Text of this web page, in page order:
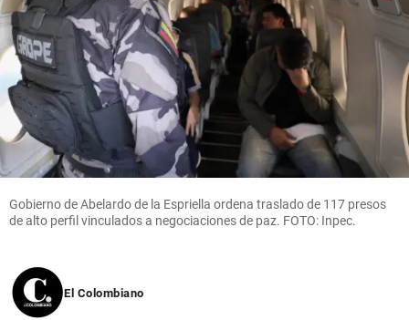
Gobierno de Abelardo de la Espriella ordena traslado de 117 presos
de alto perfil vinculados a negociaciones de paz. FOTO: Inpec.
El Colombiano